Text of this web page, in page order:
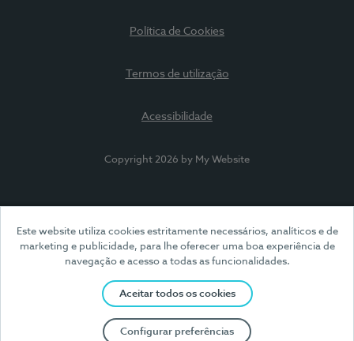
Este website utiliza cookies estritamente necessários, analíticos e de
marketing e publicidade, para lhe oferecer uma boa experiência de
navegação e acesso a todas as funcionalidades.
Aceitar todos os cookies
Configurar preferências
Política de Cookies
Termos de utilização
Acessibilidade
Copyright 2026 by My Website